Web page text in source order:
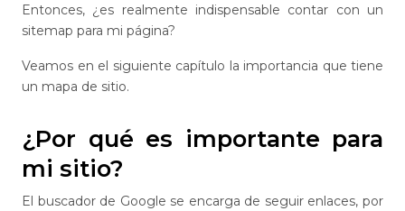
Entonces, ¿es realmente indispensable contar con un
sitemap para mi página?
Veamos en el siguiente capítulo la importancia que tiene
un mapa de sitio.
¿Por qué es importante para
mi sitio?
El buscador de Google se encarga de seguir enlaces, por